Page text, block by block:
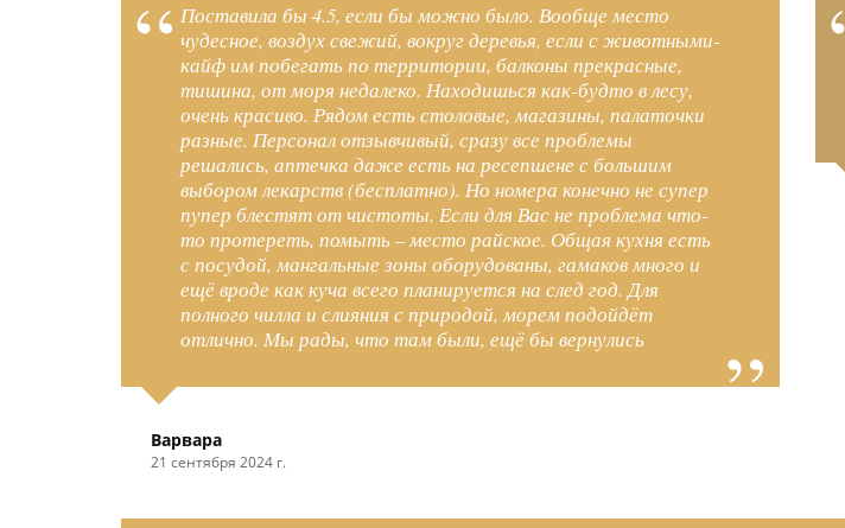
Поставила бы 4.5, если бы можно было. Вообще место
чудесное, воздух свежий, вокруг деревья, если с животными-
кайф им побегать по территории, балконы прекрасные,
тишина, от моря недалеко. Находишься как-будто в лесу,
очень красиво. Рядом есть столовые, магазины, палаточки
разные. Персонал отзывчивый, сразу все проблемы
решались, аптечка даже есть на ресепшене с большим
выбором лекарств (бесплатно). Но номера конечно не супер
пупер блестят от чистоты. Если для Вас не проблема что-
то протереть, помыть – место райское. Общая кухня есть
с посудой, мангальные зоны оборудованы, гамаков много и
ещё вроде как куча всего планируется на след год. Для
полного чилла и слияния с природой, морем подойдёт
отлично. Мы рады, что там были, ещё бы вернулись
Варвара
21 сентября 2024 г.